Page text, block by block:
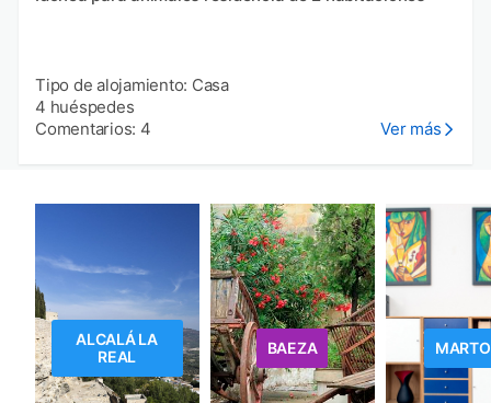
Tipo de alojamiento: Casa
4 huéspedes
Comentarios: 4
Ver más
ALCALÁ LA
REAL
BAEZA